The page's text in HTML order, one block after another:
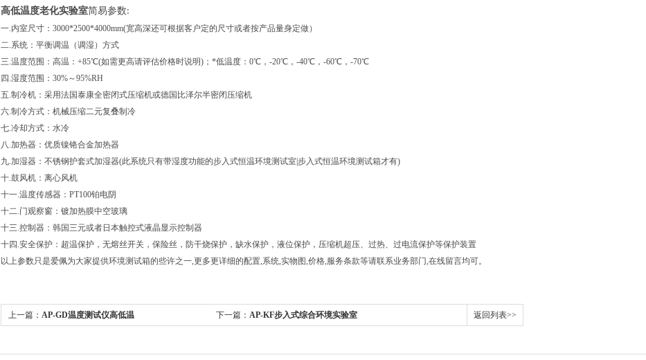
高低温度老化实验室简易参数:
一.内室尺寸：3000*2500*4000mm(宽高深还可根据客户定的尺寸或者按产品量身定做）
二.系统：平衡调温（调湿）方式
三.温度范围：高温：+85℃(如需更高请评估价格时说明)；*低温度：0℃，-20℃，-40℃，-60℃，-70℃
四.湿度范围：30%～95%RH
五.制冷机：采用法国泰康全密闭式压缩机或德国比泽尔半密闭压缩机
六.制冷方式：机械压缩二元复叠制冷
七.冷却方式：水冷
八.加热器：优质镍铬合金加热器
九.加湿器：不锈钢护套式加湿器(此系统只有带湿度功能的步入式恒温环境测试室|步入式恒温环境测试箱才有)
十.鼓风机：离心风机
十一.温度传感器：PT100铂电阴
十二.门观察窗：镀加热膜中空玻璃
十三.控制器：韩国三元或者日本触控式液晶显示控制器
十四.安全保护：超温保护，无熔丝开关，保险丝，防干烧保护，缺水保护，液位保护，压缩机超压、过热、过电流保护等保护装置
以上参数只是爱佩为大家提供环境测试箱的些许之一,更多更详细的配置,系统,实物图,价格,服务条款等请联系业务部门,在线留言均可。
上一篇： AP-GD温度测试仪高低温 下一篇： AP-KF步入式综合环境实验室 返回列表>>